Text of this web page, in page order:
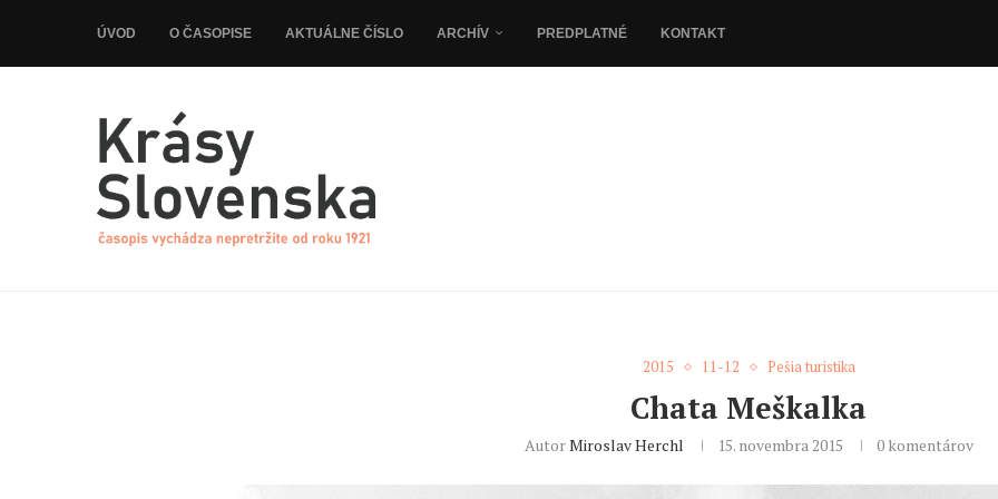
ÚVOD O ČASOPISE AKTUÁLNE ČÍSLO ARCHÍV PREDPLATNÉ KONTAKT
2015 11-12 Pešia turistika
Chata Meškalka
AutorMiroslav Herchl 15. novembra 2015 0 komentárov